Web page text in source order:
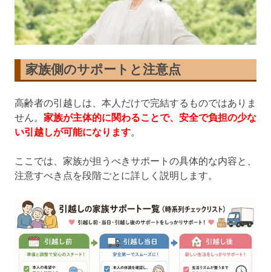
家族側のサポートと注意点
高齢者の引越しは、本人だけで完結するものではありま
せん。 家族が主体的に関わることで、安全で負担の少な
い引越しが可能になります。
ここでは、家族が担うべきサポートの具体的な内容と、
注意すべき点を段階ごとに詳しく説明します。